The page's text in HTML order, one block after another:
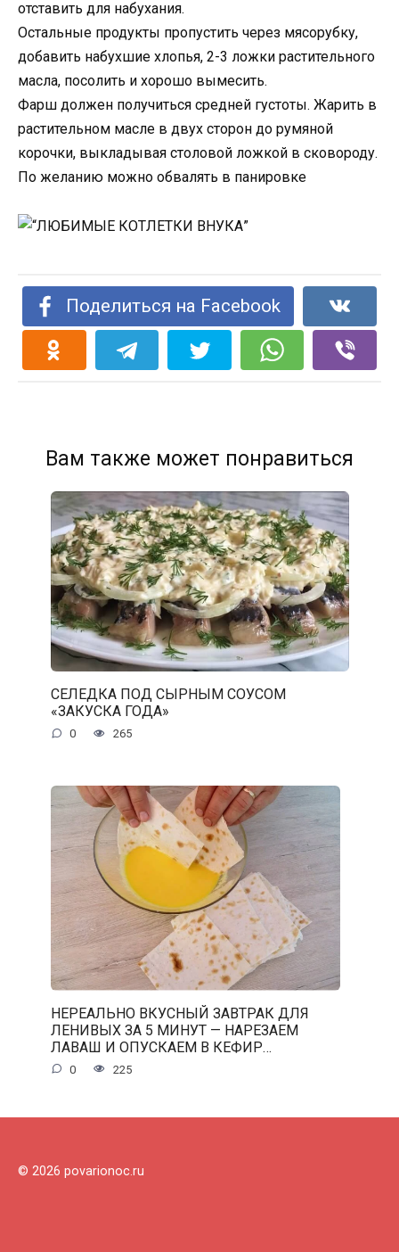
отставить для набухания.
Остальные продукты пропустить через мясорубку,
добавить набухшие хлопья, 2-3 ложки растительного
масла, посолить и хорошо вымесить.
Фарш должен получиться средней густоты. Жарить в
растительном масле в двух сторон до румяной
корочки, выкладывая столовой ложкой в сковороду.
По желанию можно обвалять в панировке
Поделиться на Facebook
Вам также может понравиться
СЕЛЕДКА ПОД СЫРНЫМ СОУСОМ
«ЗАКУСКА ГОДА»
0 265
НЕРЕАЛЬНО ВКУСНЫЙ ЗАВТРАК ДЛЯ
ЛЕНИВЫХ ЗА 5 МИНУТ — НАРЕЗАЕМ
ЛАВАШ И ОПУСКАЕМ В КЕФИР…
0 225
© 2026 povarionoc.ru